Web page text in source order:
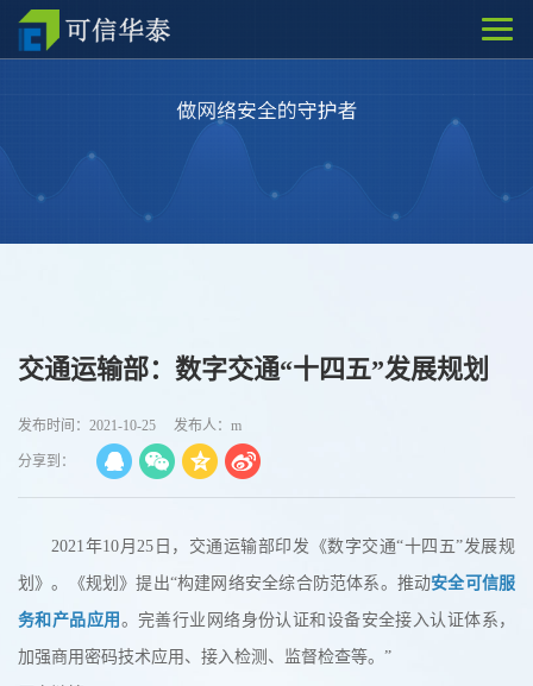
交通运输部：数字交通“十四五”发展规划
发布时间：2021-10-25 发布人：m
分享到：
2021年10月25日，交通运输部印发《数字交通“十四五”发展规
划》。《规划》提出“构建网络安全综合防范体系。推动安全可信服
务和产品应用 。完善行业网络身份认证和设备安全接入认证体系，
加强商用密码技术应用、接入检测、监督检查等。”